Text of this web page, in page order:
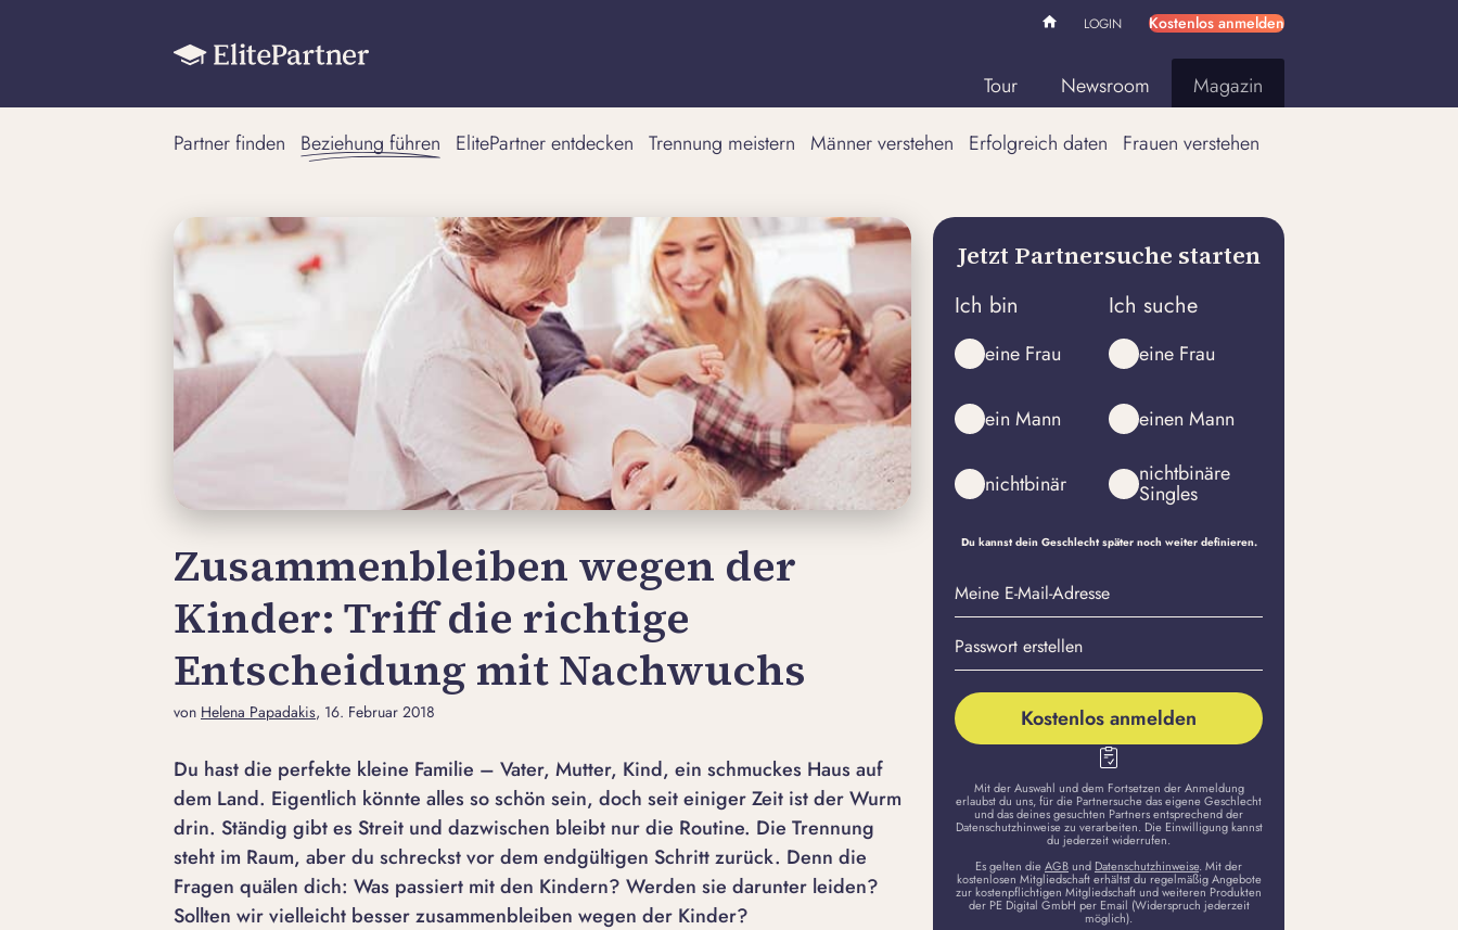
LOGIN Kostenlos anmelden
Tour Newsroom Magazin
Partner finden Beziehung führen ElitePartner entdecken Trennung meistern Männer verstehen Erfolgreich daten Frauen verstehen
Zusammenbleiben wegen der
Kinder: Triff die richtige
Entscheidung mit Nachwuchs
von Helena Papadakis, 16. Februar 2018
Du hast die perfekte kleine Familie – Vater, Mutter, Kind, ein schmuckes Haus auf
dem Land. Eigentlich könnte alles so schön sein, doch seit einiger Zeit ist der Wurm
drin. Ständig gibt es Streit und dazwischen bleibt nur die Routine. Die Trennung
steht im Raum, aber du schreckst vor dem endgültigen Schritt zurück. Denn die
Fragen quälen dich: Was passiert mit den Kindern? Werden sie darunter leiden?
Sollten wir vielleicht besser zusammenbleiben wegen der Kinder?
Jetzt Partnersuche starten
Ich bin
eine Frau
ein Mann
nichtbinär
Ich suche
eine Frau
einen Mann
nichtbinäre
Singles
Du kannst dein Geschlecht später noch weiter definieren.
Meine
E-
Mail-
Adresse
Passwort
erstellen
Kostenlos anmelden
Mit der Auswahl und dem Fortsetzen der Anmeldung
erlaubst du uns, für die Partnersuche das eigene Geschlecht
und das deines gesuchten Partners entsprechend der
Datenschutzhinweise zu verarbeiten. Die Einwilligung kannst
du jederzeit widerrufen.
Es gelten dieAGBund Datenschutzhinweise. Mit der
kostenlosen Mitgliedschaft erhältst du regelmäßig Angebote
zur kostenpflichtigen Mitgliedschaft und weiteren Produkten
der PE Digital GmbH per Email (Widerspruch jederzeit
möglich).